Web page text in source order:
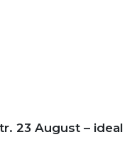
23 August – ideal